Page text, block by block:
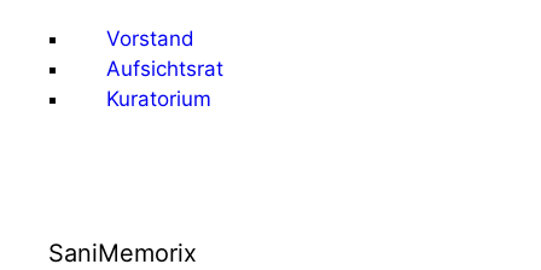
Vorstand
Aufsichtsrat
Kuratorium
SaniMemorix